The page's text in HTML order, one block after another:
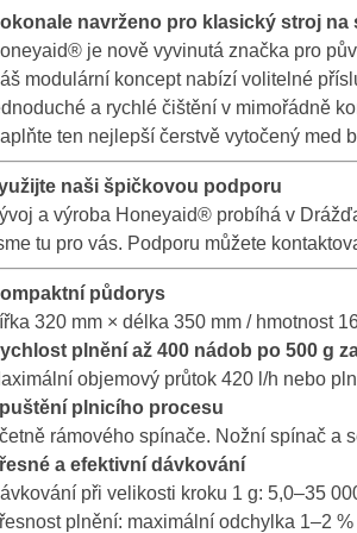
navrženo pro klasický stroj
je nově vyvinutá značka pro
modulární koncept nabízí volitelné
a rychlé čištění v mimořádně
ten nejlepší čerstvě vytočený med
naši špičkovou podporu
a výroba Honeyaid® probíhá v
tu pro vás. Podporu můžete
půdorys
320 mm × délka 350 mm / hmotnost
plnění až 400 nádob po 500 g
objemový průtok 420 l/h nebo
plnicího procesu
rámového spínače. Nožní spínač a
a efektivní dávkování
při velikosti kroku 1 g: 5,0–35
plnění: maximální odchylka 1–2 %